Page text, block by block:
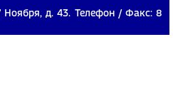
Ноября, д. 43. Телефон / Факс: 8